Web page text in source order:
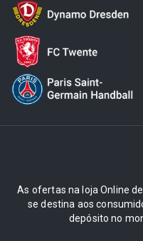
As ofertas na loja Online
se destina aos
depósito no